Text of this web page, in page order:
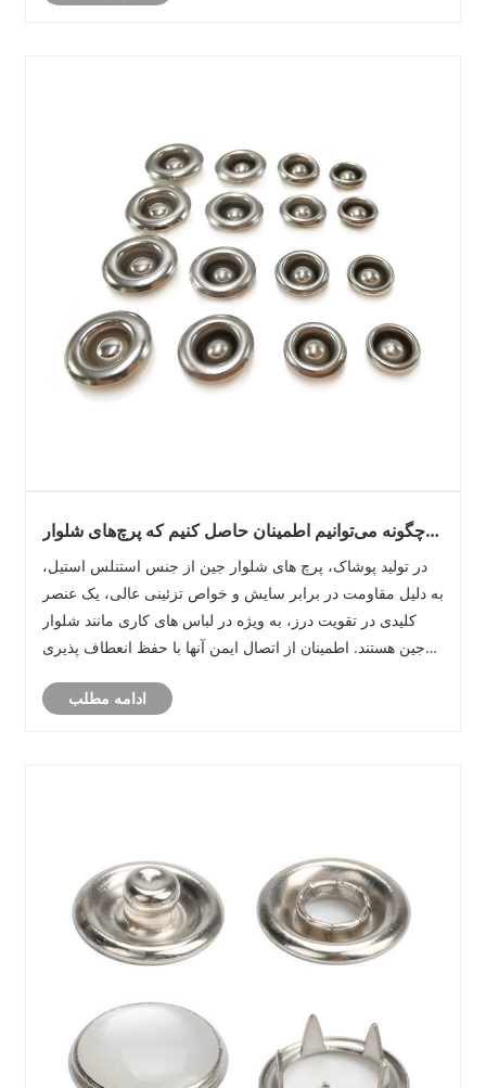
چگونه می‌توانیم اطمینان حاصل کنیم که پرچ‌های شلوار
انعطاف‌پذیری لباس تقویت می‌کنند؟
در تولید پوشاک، پرچ های شلوار جین از جنس استنلس استیل،
به دلیل مقاومت در برابر سایش و خواص تزئینی عالی، یک عنصر
کلیدی در تقویت درز، به ویژه در لباس های کاری مانند شلوار
جین هستند. اطمینان از اتصال ایمن آنها با حفظ انعطاف پذیری
ادامه مطلب